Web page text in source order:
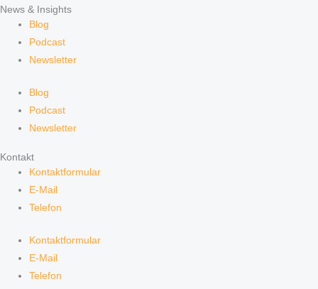
News & Insights
Blog
Podcast
Newsletter
Blog
Podcast
Newsletter
Kontakt
Kontaktformular
E-Mail
Telefon
Kontaktformular
E-Mail
Telefon